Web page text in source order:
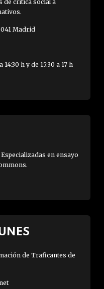
de crítica social a
Madrid
h y de 15:30 a 17 h
en ensayo
de Traficantes de